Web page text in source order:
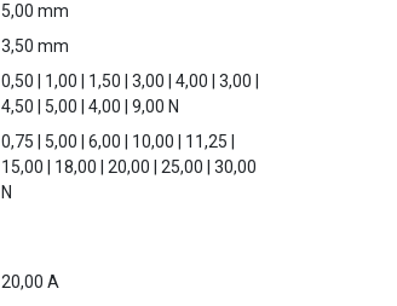
5,00 mm
3,50 mm
0,50 | 1,00 | 1,50 | 3,00 | 4,00 | 3,00 |
4,50 | 5,00 | 4,00 | 9,00 N
0,75 | 5,00 | 6,00 | 10,00 | 11,25 |
15,00 | 18,00 | 20,00 | 25,00 | 30,00
N
20,00 A